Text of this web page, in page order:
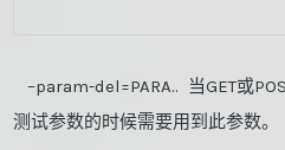
–param-del=PARA.. 当GET或
测试参数的时候需要用到此参数。